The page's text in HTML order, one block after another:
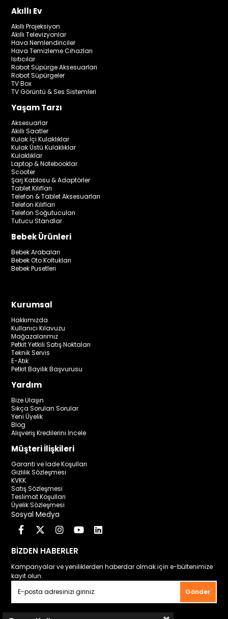
Akıllı Ev
Akıllı Projeksiyon
Akıllı Televizyonlar
Hava Nemlendiriciler
Hava Temizleme Cihazları
Isıtıcılar
Robot Süpürge Aksesuarları
Robot Süpürgeler
TV Box
TV Görüntü & Ses Sistemleri
Yaşam Tarzı
Aksesuarlar
Akıllı Saatler
Kulak İçi Kulaklıklar
Kulak Üstü Kulaklıklar
Kulaklıklar
Laptop & Notebooklar
Scooter
Şarj Kablosu & Adaptörler
Tablet Kılıfları
Telefon & Tablet Aksesuarları
Telefon Kılıfları
Telefon Soğutucuları
Tutucu Standlar
Bebek Ürünleri
Bebek Arabaları
Bebek Oto Koltukları
Bebek Pusetleri
Kurumsal
Hakkımızda
Kullanıcı Kılavuzu
Mağazalarımız
Petkit Yetkili Satış Noktaları
Teknik Servis
E-Atık
Petkit Bayilik Başvurusu
Yardım
Bize Ulaşın
Sıkça Sorulan Sorular
Yeni Üyelik
Blog
Alışveriş Kredilerini İncele
Müşteri İlişkileri
Garanti ve İade Koşulları
Gizlilik Sözleşmesi
KVKK
Satış Sözleşmesi
Teslimat Koşulları
Üyelik Sözleşmesi
Sosyal Medya
BİZDEN HABERLER
Kampanyalar ve yeniliklerden haberdar olmak için e-bültenimize
kayıt olun.
Gönder